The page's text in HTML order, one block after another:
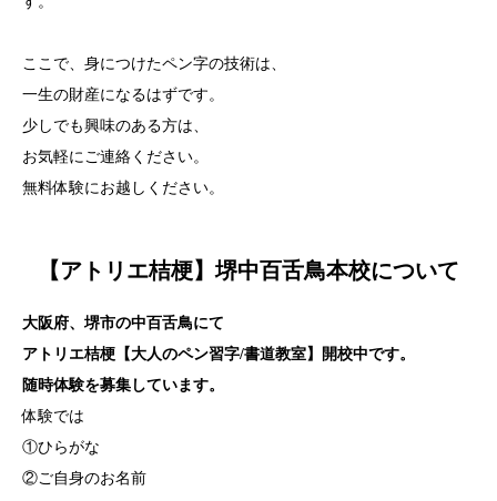
ここで、身につけたペン字の技術は、
一生の財産になるはずです。
少しでも興味のある方は、
お気軽にご連絡ください。
無料体験にお越しください。
【アトリエ桔梗】堺中百舌鳥本校について
大阪府、堺市の中百舌鳥にて
アトリエ桔梗【大人のペン習字/書道教室】開校中です。
随時体験を募集しています。
体験では
①ひらがな
②ご自身のお名前